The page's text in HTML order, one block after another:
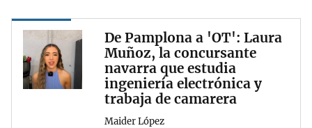
De Pamplona a 'OT': Laura
Muñoz, la concursante
navarra que estudia
ingeniería electrónica y
trabaja de camarera
Maider López